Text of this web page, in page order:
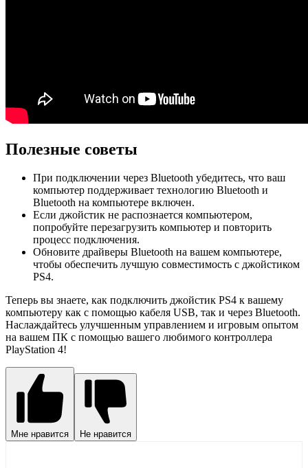
Полезные советы
При подключении через Bluetooth убедитесь, что ваш
компьютер поддерживает технологию Bluetooth и
Bluetooth на компьютере включен.
Если джойстик не распознается компьютером,
попробуйте перезагрузить компьютер и повторить
процесс подключения.
Обновите драйверы Bluetooth на вашем компьютере,
чтобы обеспечить лучшую совместимость с джойстиком
PS4.
Теперь вы знаете, как подключить джойстик PS4 к вашему
компьютеру как с помощью кабеля USB, так и через Bluetooth.
Наслаждайтесь улучшенным управлением и игровым опытом
на вашем ПК с помощью вашего любимого контроллера
PlayStation 4!
Мне нравится Не нравится